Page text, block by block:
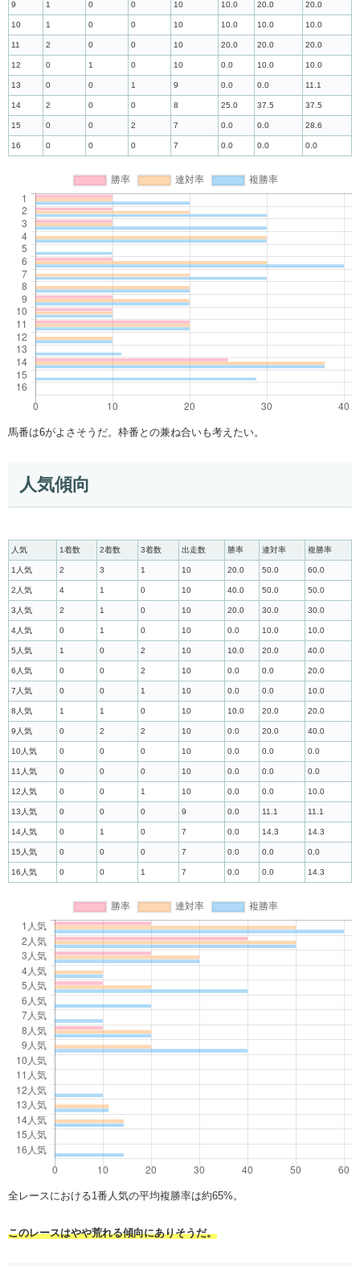
9 1 0 0 10 10.0 20.0 20.0
10 1 0 0 10 10.0 10.0 10.0
11 2 0 0 10 20.0 20.0 20.0
12 0 1 0 10 0.0 10.0 10.0
13 0 0 1 9 0.0 0.0 11.1
14 2 0 0 8 25.0 37.5 37.5
15 0 0 2 7 0.0 0.0 28.6
16 0 0 0 7 0.0 0.0 0.0
馬番は6がよさそうだ。枠番との兼ね合いも考えたい。
人気傾向
人気 1着数 2着数 3着数 出走数 勝率 連対率 複勝率
1人気 2 3 1 10 20.0 50.0 60.0
2人気 4 1 0 10 40.0 50.0 50.0
3人気 2 1 0 10 20.0 30.0 30.0
4人気 0 1 0 10 0.0 10.0 10.0
5人気 1 0 2 10 10.0 20.0 40.0
6人気 0 0 2 10 0.0 0.0 20.0
7人気 0 0 1 10 0.0 0.0 10.0
8人気 1 1 0 10 10.0 20.0 20.0
9人気 0 2 2 10 0.0 20.0 40.0
10人気 0 0 0 10 0.0 0.0 0.0
11人気 0 0 0 10 0.0 0.0 0.0
12人気 0 0 1 10 0.0 0.0 10.0
13人気 0 0 0 9 0.0 11.1 11.1
14人気 0 1 0 7 0.0 14.3 14.3
15人気 0 0 0 7 0.0 0.0 0.0
16人気 0 0 1 7 0.0 0.0 14.3
全レースにおける1番人気の平均複勝率は約65%。
このレースはやや荒れる傾向にありそうだ。